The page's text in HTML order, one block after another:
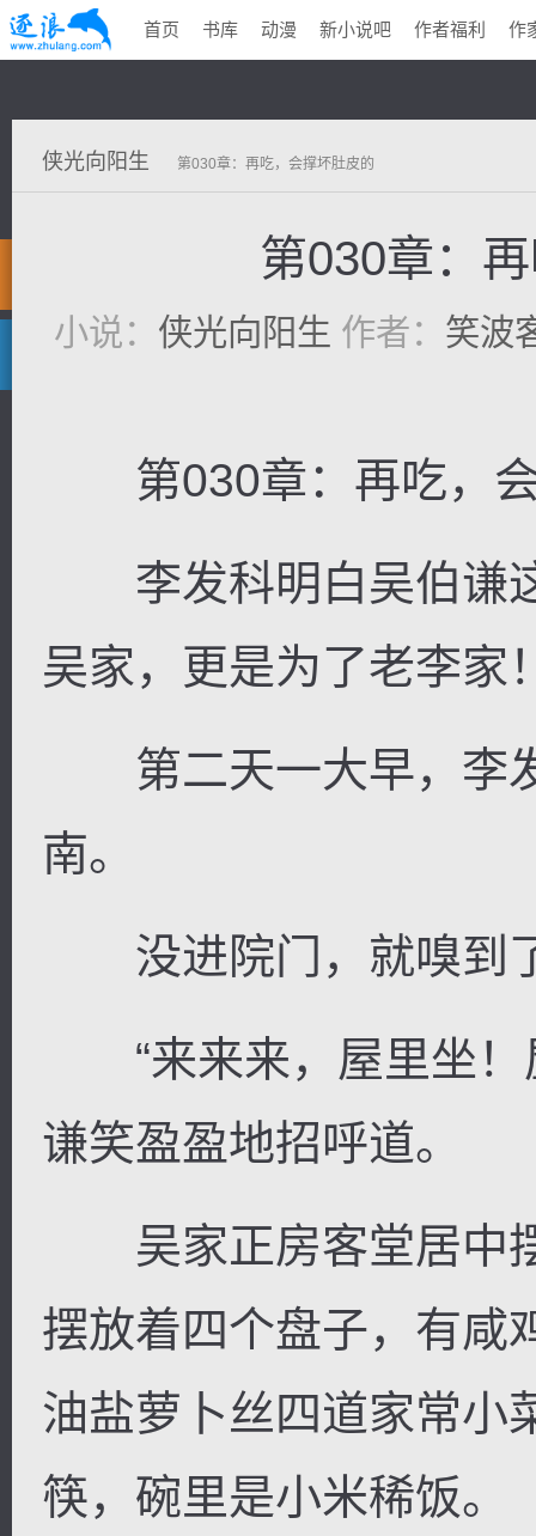
首页 书库 动漫 新小说吧 作者福利 作
侠光向阳生 第030章：再吃，会撑坏肚皮的
第030章：
小说： 侠光向阳生 作者： 笑波
第030章：再吃，会
李发科明白吴伯谦
吴家，更是为了老李家
第二天一大早，李
南。
没进院门，就嗅到
“来来来，屋里坐！
谦笑盈盈地招呼道。
吴家正房客堂居中
摆放着四个盘子，有咸
油盐萝卜丝四道家常小
筷，碗里是小米稀饭。